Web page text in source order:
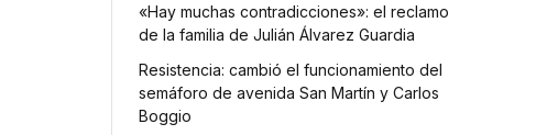
«Hay muchas contradicciones»: el reclamo
de la familia de Julián Álvarez Guardia
Resistencia: cambió el funcionamiento del
semáforo de avenida San Martín y Carlos
Boggio